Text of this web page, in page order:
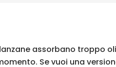
assorbano troppo
Se vuoi una